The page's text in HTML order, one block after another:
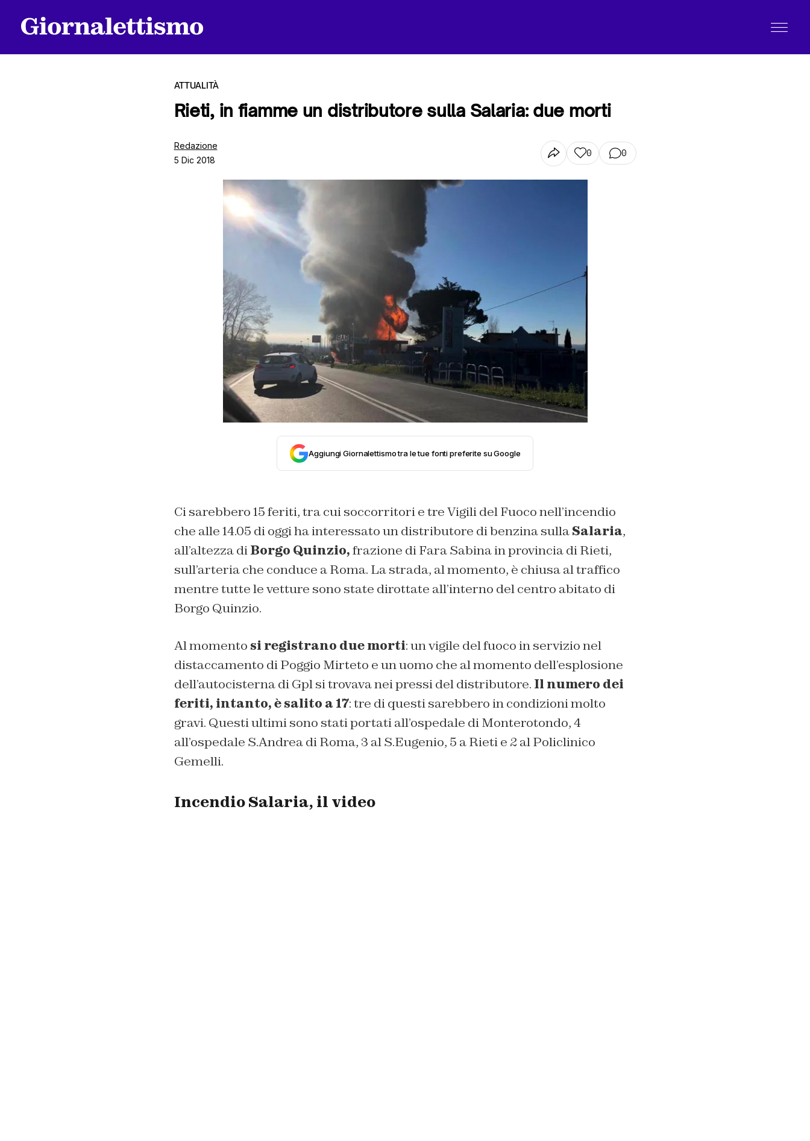
ATTUALITÀ
Rieti, in fiamme un distributore sulla Salaria: due morti
Redazione
5 Dic 2018
0 0
Aggiungi Giornalettismo tra le tue fonti preferite su Google
Ci sarebbero 15 feriti, tra cui soccorritori e tre Vigili del Fuoco nell’incendio
che alle 14.05 di oggi ha interessato un distributore di benzina sullaSalaria,
all’altezza diBorgo Quinzio,frazione di Fara Sabina in provincia di Rieti,
sull’arteria che conduce a Roma. La strada, al momento, è chiusa al traffico
mentre tutte le vetture sono state dirottate all’interno del centro abitato di
Borgo Quinzio.
Al momento si registrano due morti: un vigile del fuoco in servizio nel
distaccamento di Poggio Mirteto e un uomo che al momento dell’esplosione
dell’autocisterna di Gpl si trovava nei pressi del distributore. Il numero dei
feriti, intanto, è salito a 17: tre di questi sarebbero in condizioni molto
gravi. Questi ultimi sono stati portati all’ospedale di Monterotondo, 4
all’ospedale S.Andrea di Roma, 3 al S.Eugenio, 5 a Rieti e 2 al Policlinico
Gemelli.
Incendio Salaria, il video